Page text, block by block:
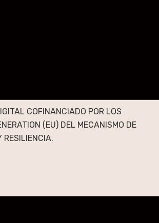
COFINANCIADO POR LOS
(EU) DEL MECANISMO DE
RESILIENCIA.